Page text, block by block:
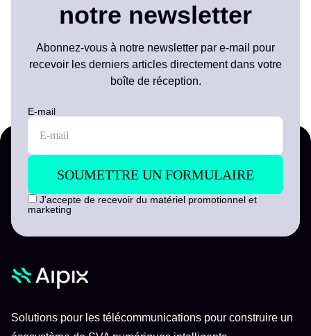
notre newsletter
Abonnez-vous à notre newsletter par e-mail pour
recevoir les derniers articles directement dans votre
boîte de réception.
E-mail
J'accepte de recevoir du matériel promotionnel et
marketing
Solutions pour les télécommunications pour construire un